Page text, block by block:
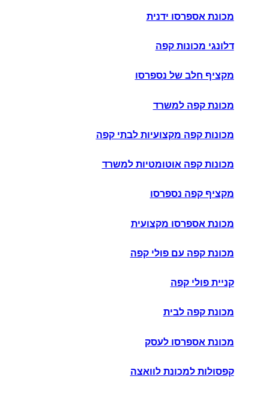
מכונת אספרסו ידנית
דלונגי מכונות קפה
מקציף חלב של נספרסו
מכונת קפה למשרד
מכונות קפה מקצועיות לבתי קפה
מכונות קפה אוטומטיות למשרד
מקציף קפה נספרסו
מכונת אספרסו מקצועית
מכונת קפה עם פולי קפה
קניית פולי קפה
מכונת קפה לבית
מכונת אספרסו לעסק
קפסולות למכונת לוואצה